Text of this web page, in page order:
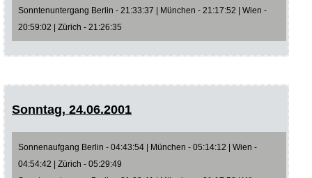
Sonntenuntergang Berlin - 21:33:37 | München - 21:17:52 | Wien -
20:59:02 | Zürich - 21:26:35
Sonntag, 24.06.2001
Sonnenaufgang Berlin - 04:43:54 | München - 05:14:12 | Wien -
04:54:42 | Zürich - 05:29:49